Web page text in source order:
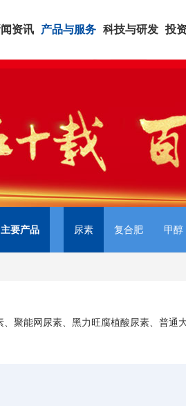
资讯 产品与服务 科技与研发 投
主要产品 尿素 复合肥 甲醇
聚能网尿素、黑力旺腐植酸尿素、普通